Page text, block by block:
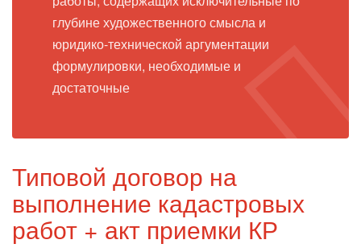
глубине художественного смысла и
юридико-технической аргументации
формулировки, необходимые и
достаточные
Типовой договор на
выполнение кадастровых
работ + акт приемки КР